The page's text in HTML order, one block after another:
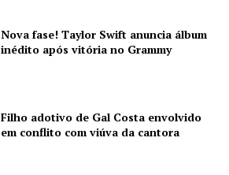
Nova fase! Taylor Swift anuncia álbum
inédito após vitória no Grammy
Filho adotivo de Gal Costa envolvido
em conflito com viúva da cantora